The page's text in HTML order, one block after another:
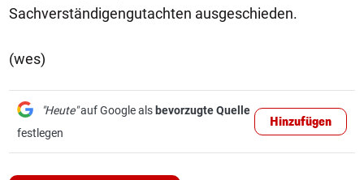
Sachverständigengutachten ausgeschieden.
(wes)
"Heute"auf Google als bevorzugte Quelle
festlegen
Hinzufügen